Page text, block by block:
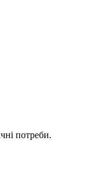
потреби.